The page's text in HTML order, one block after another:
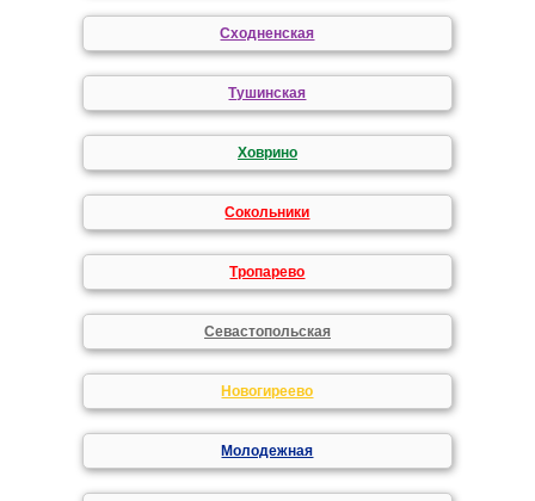
Сходненская
Тушинская
Ховрино
Сокольники
Тропарево
Севастопольская
Новогиреево
Молодежная